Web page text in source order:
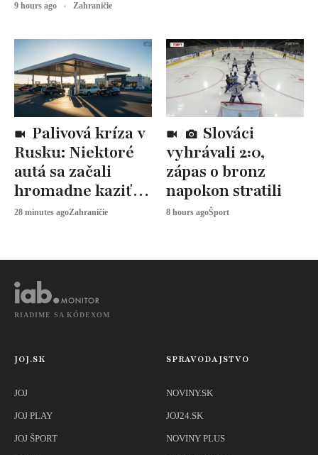
Rusku: Niektoré
autá sa začali
hromadne kaziť,
dôvodom je
28 minutes agoZahraničie
vyhrávali 2:0,
zápas o bronz
napokon stratili
8 hours agoŠport
9 hours ago Zahraničie
RIADIME SA KÓDEXOM
JOJ.SK
JOJ
JOJ PLAY
JOJ ŠPORT
SPRAVODAJSTVO
NOVINY.SK
JOJ24.SK
NOVINY PLUS